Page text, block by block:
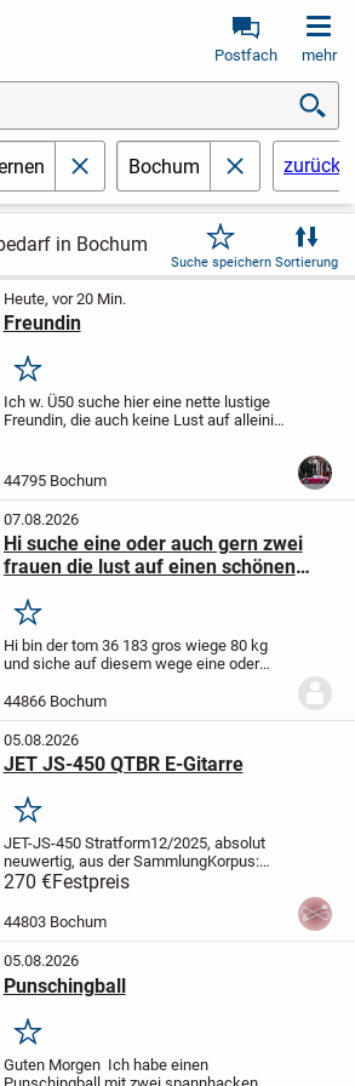
Postfach mehr
schließenBochum schließen
in Bochum
Suche speichern Sortierung
Heute, vor 20 Min.
Freundin
Merken
Ich w. Ü50 suche hier eine nette lustige
Freundin, die auch keine Lust auf alleinige
entwickeln. Ich freue mich auf
44795 Bochum
07.08.2026
Hi suche eine oder auch gern zwei
frauen die lust auf einen schönen
Merken
Hi bin der tom 36 183 gros wiege 80 kg
und siche auf diesem wege eine oder
bin recht gut ausgestattet und
ausdauernd und hätte gerne wieder
interesse regelmasig...
44866 Bochum
05.08.2026
JET JS-450 QTBR E-Gitarre
Merken
JET-JS-450 Stratform12/2025, absolut
neuwertig, aus der SammlungKorpus:
Linde mit Wurzelpappeldecke
Geröstetes, kanadisches Ahorn, Modern
C Griffbrett: Palisander, Radius 9,5",
270 €Festpreis
44803 Bochum
05.08.2026
Punschingball
Merken
Guten Morgen Ich habe einen